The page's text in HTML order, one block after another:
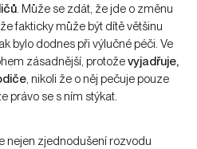
. Může se zdát, že jde o změnu
fakticky může být dítě většinu
bylo dodnes při výlučné péči. Ve
zásadnější, protoževyjadřuje,
, nikoli že o něj pečuje pouze
právo se s ním stýkat.
nejen zjednodušení rozvodu